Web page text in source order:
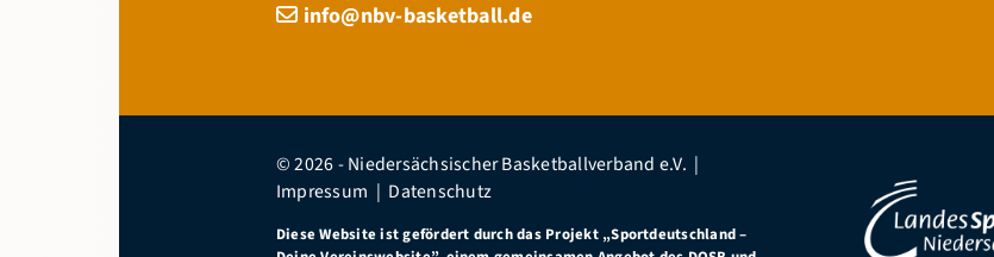
info@nbv-basketball.de
© 2026 - Niedersächsischer Basketballverband e.V. |
Impressum | Datenschutz
Diese Website ist gefördert durch das Projekt „Sportdeutschland –